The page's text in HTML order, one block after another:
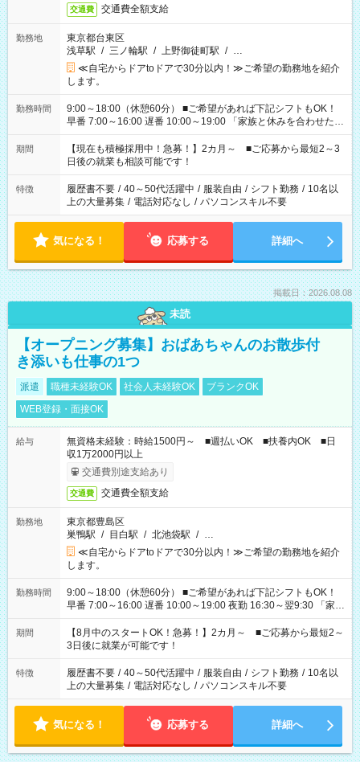
交通費 交通費全額支給
勤務地
東京都台東区
浅草駅 / 三ノ輪駅 / 上野御徒町駅 / …
≪自宅からドアtoドアで30分以内！≫ご希望の勤務地を紹介
します。
勤務時間
9:00～18:00（休憩60分） ■ご希望があれば下記シフトもOK！
早番 7:00～16:00 遅番 10:00～19:00 「家族と休みを合わせた
い」 「余裕を持って夕飯の準備がしたい」 「できれば残業はし
たくない」 など、ご希望を教えてくださいね。 ※Wワーク希望
の方へ 今ご覧のお仕事で希望する勤務時間と、もう1つのお仕事
の勤務時間。 合計で週40時間を超える場合は応募できません。
期間
【現在も積極採用中！急募！】2カ月～ ■ご応募から最短2～3
日後の就業も相談可能です！
特徴 履歴書不要 / 40～50代活躍中 / 服装自由 / シフト勤務 / 10名以
上の大量募集 / 電話対応なし / パソコンスキル不要
気になる！ 応募する 詳細へ
掲載日：2026.08.08
未読
【オープニング募集】おばあちゃんのお散歩付
き添いも仕事の1つ
派遣 職種未経験OK 社会人未経験OK
ブランクOK
WEB登録・面接OK
給与
無資格未経験：時給1500円～ ■週払いOK ■扶養内OK ■日
収1万2000円以上
交通費別途支給あり
交通費 交通費全額支給
勤務地
東京都豊島区
巣鴨駅 / 目白駅 / 北池袋駅 / …
≪自宅からドアtoドアで30分以内！≫ご希望の勤務地を紹介
します。
勤務時間
9:00～18:00（休憩60分） ■ご希望があれば下記シフトもOK！
早番 7:00～16:00 遅番 10:00～19:00 夜勤 16:30～翌9:30 「家族
と休みを合わせたい」 「余裕を持って夕飯の準備がしたい」
「できれば残業はしたくない」 など、ご希望を教えてください
ね。 ※Wワーク希望の方へ 今ご覧のお仕事で希望する勤務時間
と、もう1つのお仕事の勤務時間。 合計で週40時間を超える場
合は応募できません。
期間
【8月中のスタートOK！急募！】2カ月～ ■ご応募から最短2～
3日後に就業が可能です！
特徴 履歴書不要 / 40～50代活躍中 / 服装自由 / シフト勤務 / 10名以
上の大量募集 / 電話対応なし / パソコンスキル不要
気になる！ 応募する 詳細へ